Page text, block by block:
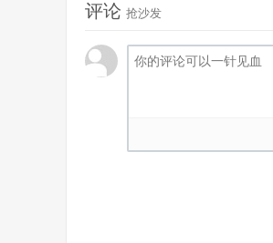
评论 抢沙发